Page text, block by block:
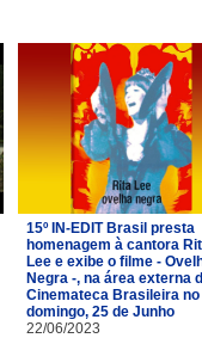
15º IN-EDIT Brasil presta
homenagem à cantora
Lee e exibe o filme -
Negra -, na área externa
Cinemateca Brasileira no
domingo, 25 de Junho
22/06/2023